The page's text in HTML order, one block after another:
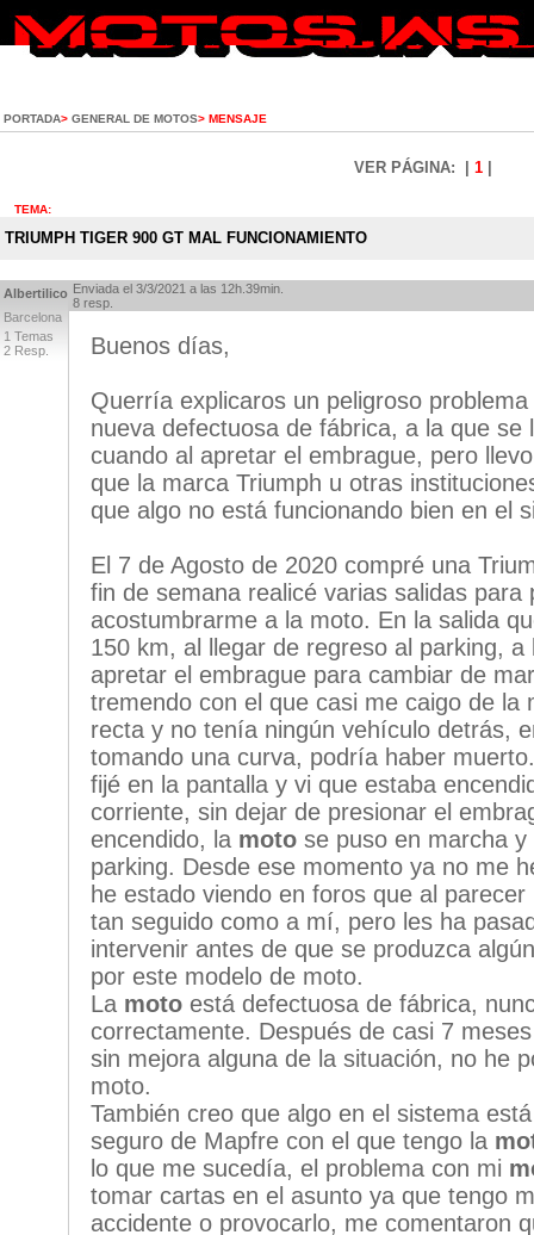
PORTADA> GENERAL DE MOTOS> MENSAJE
VER PÁGINA: | 1
TEMA:
TRIUMPH TIGER 900 GT MAL FUNCIONAMIENTO
Albertilico
Barcelona
1 Temas
2 Resp.
Enviada el 3/3/2021 a las 12h.39min.
8 resp.
Buenos días,
Querría explicaros un peligroso
nueva defectuosa de fábrica, a la que
cuando al apretar el embrague, pero
que la marca Triumph u otras
que algo no está funcionando bien en el
El 7 de Agosto de 2020 compré una
fin de semana realicé varias salidas para
acostumbrarme a la moto. En la salida
150 km, al llegar de regreso al parking,
apretar el embrague para cambiar de
tremendo con el que casi me caigo de la
recta y no tenía ningún vehículo detrás,
tomando una curva, podría haber
fijé en la pantalla y vi que estaba
corriente, sin dejar de presionar el
encendido, la moto se puso en marcha
parking. Desde ese momento ya no me
he estado viendo en foros que al
tan seguido como a mí, pero les ha
intervenir antes de que se produzca
por este modelo de moto.
La moto está defectuosa de fábrica,
correctamente. Después de casi 7
sin mejora alguna de la situación, no he
moto.
También creo que algo en el sistema
seguro de Mapfre con el que tengo la
lo que me sucedía, el problema con mi
tomar cartas en el asunto ya que tengo
accidente o provocarlo, me comentaron